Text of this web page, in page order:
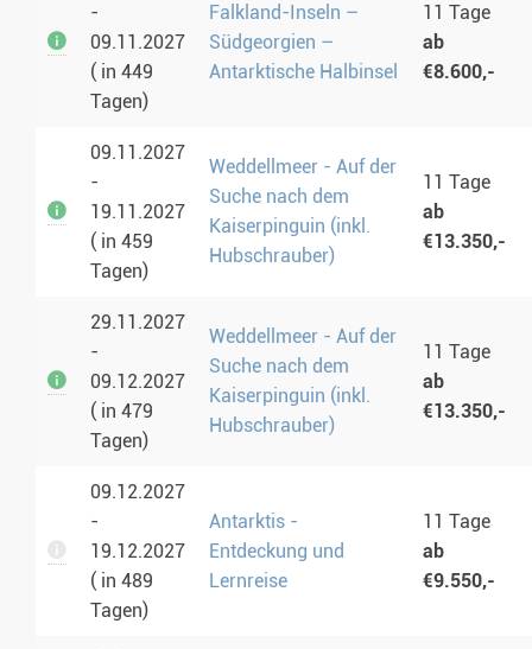
-
09.11.2027
( in 449
Tagen)
Falkland-Inseln –
Südgeorgien –
Antarktische Halbinsel
11 Tage
ab
€8.600,-
09.11.2027
-
19.11.2027
( in 459
Tagen)
Weddellmeer - Auf der
Suche nach dem
Kaiserpinguin (inkl.
Hubschrauber)
11 Tage
ab
€13.350,-
29.11.2027
-
09.12.2027
( in 479
Tagen)
Weddellmeer - Auf der
Suche nach dem
Kaiserpinguin (inkl.
Hubschrauber)
11 Tage
ab
€13.350,-
09.12.2027
-
19.12.2027
( in 489
Tagen)
Antarktis -
Entdeckung und
Lernreise
11 Tage
ab
€9.550,-